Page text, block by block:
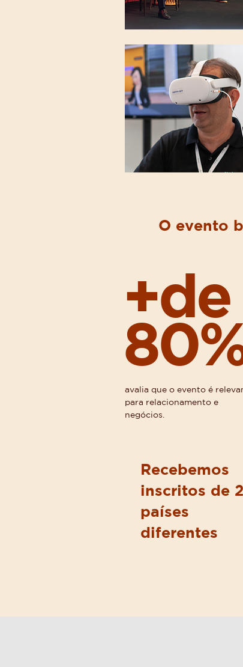
O evento
avalia que o evento é
para relacionamento e
negócios.
+de
Recebemos
inscritos de
países
diferentes